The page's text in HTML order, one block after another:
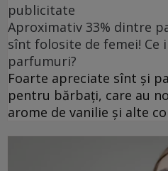
publicitate
Aproximativ 33% dintre
sînt folosite de femei! Ce
parfumuri?
Foarte apreciate sînt și
pentru bărbați, care au
arome de vanilie și alte